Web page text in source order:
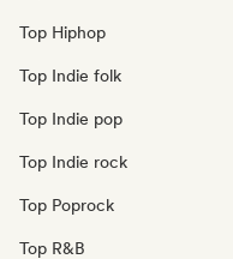
Top Hiphop
Top Indie folk
Top Indie pop
Top Indie rock
Top Poprock
Top R&B